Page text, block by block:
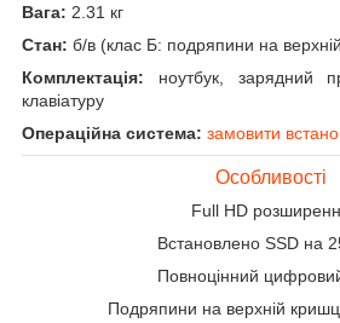
Вага: 2.31 кг
Стан: б/в (клас Б: подряпини на
Комплектація: ноутбук, зарядний
клавіатуру
Операційна система: замовити
Особливості
Full HD
Встановлено SSD на
Повноцінний
Подряпини на верхній